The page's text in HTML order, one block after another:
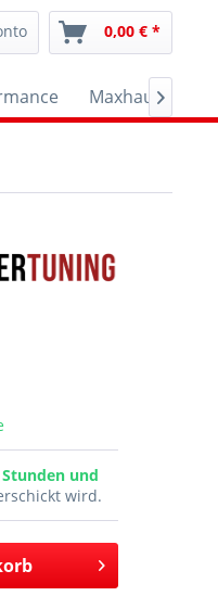
0,00 € *
Maxhaust

Stunden und
wird.